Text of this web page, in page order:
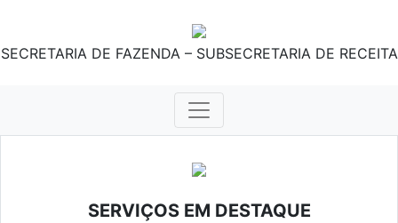
SECRETARIA DE FAZENDA – SUBSECRETARIA DE RECEITA
SERVIÇOS EM DESTAQUE